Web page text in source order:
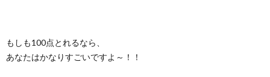
もしも100点とれるなら、
あなたはかなりすごいですよ～！！